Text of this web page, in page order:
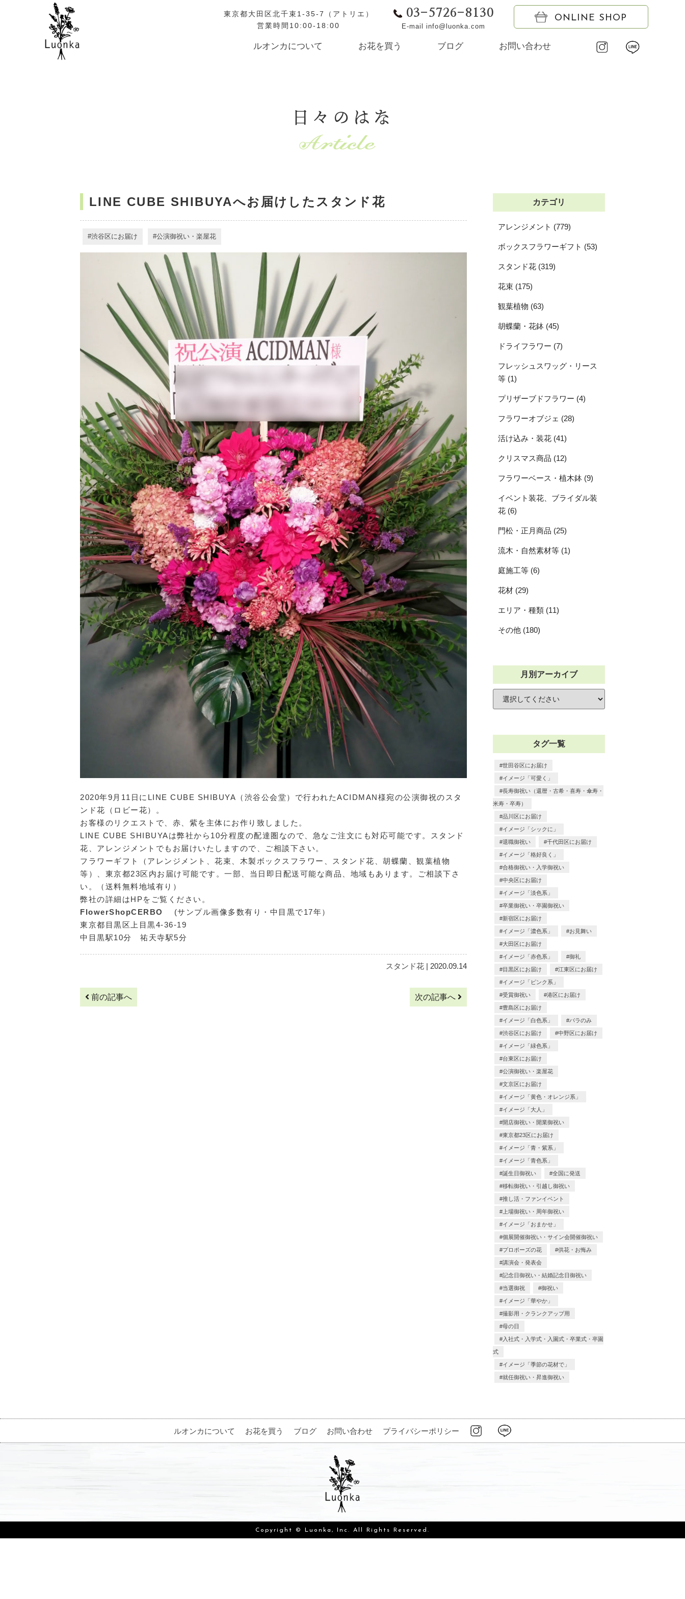
東京都大田区北千束1-35-7（アトリエ）
営業時間10:00-18:00
03-5726-8130
E-mail info@luonka.com
ONLINE SHOP
ルオンカについて お花を買う ブログ お問い合わせ
日々のはな
LINE CUBE SHIBUYAへお届けしたスタンド花
渋谷区にお届け 公演御祝い・楽屋花
2020年9月11日にLINE CUBE SHIBUYA（渋谷公会堂）で行われたACIDMAN様宛の公演御祝のスタ
ンド花（ロビー花）。
お客様のリクエストで、赤、紫を主体にお作り致しました。
LINE CUBE SHIBUYAは弊社から10分程度の配達圏なので、急なご注文にも対応可能です。スタンド
花、アレンジメントでもお届けいたしますので、ご相談下さい。
フラワーギフト（アレンジメント、花束、木製ボックスフラワー、スタンド花、胡蝶蘭、観葉植物
等）、東京都23区内お届け可能です。一部、当日即日配送可能な商品、地域もあります。ご相談下さ
い。（送料無料地域有り）
弊社の詳細はHPをご覧ください。
FlowerShopCERBO
(サンプル画像多数有り・中目黒で17年）
東京都目黒区上目黒4-36-19
中目黒駅10分 祐天寺駅5分
スタンド花| 2020.09.14
前の記事へ 次の記事へ
カテゴリ
アレンジメント (779)
ボックスフラワーギフト (53)
スタンド花 (319)
花束 (175)
観葉植物 (63)
胡蝶蘭・花鉢 (45)
ドライフラワー (7)
フレッシュスワッグ・リース
等 (1)
プリザーブドフラワー (4)
フラワーオブジェ (28)
活け込み・装花 (41)
クリスマス商品 (12)
フラワーベース・植木鉢 (9)
イベント装花、ブライダル装
花 (6)
門松・正月商品 (25)
流木・自然素材等 (1)
庭施工等 (6)
花材 (29)
エリア・種類 (11)
その他 (180)
月別アーカイブ
タグ一覧
世田谷区にお届け
イメージ「可愛く」
長寿御祝い（還暦・古希・喜寿・傘寿・
米寿・卒寿）
品川区にお届け
イメージ「シックに」
退職御祝い 千代田区にお届け
イメージ「格好良く」
合格御祝い・入学御祝い
中央区にお届け
イメージ「淡色系」
卒業御祝い・卒園御祝い
新宿区にお届け
イメージ「濃色系」 お見舞い
大田区にお届け
イメージ「赤色系」 御礼
目黒区にお届け 江東区にお届け
イメージ「ピンク系」
受賞御祝い 港区にお届け
豊島区にお届け
イメージ「白色系」 バラのみ
渋谷区にお届け 中野区にお届け
イメージ「緑色系」
台東区にお届け
公演御祝い・楽屋花
文京区にお届け
イメージ「黄色・オレンジ系」
イメージ「大人」
開店御祝い・開業御祝い
東京都23区にお届け
イメージ「青・紫系」
イメージ「青色系」
誕生日御祝い 全国に発送
移転御祝い・引越し御祝い
推し活・ファンイベント
上場御祝い・周年御祝い
イメージ「おまかせ」
個展開催御祝い・サイン会開催御祝い
プロポーズの花 供花・お悔み
講演会・発表会
記念日御祝い・結婚記念日御祝い
当選御祝 御祝い
イメージ「華やか」
撮影用・クランクアップ用
母の日
入社式・入学式・入園式・卒業式・卒園
式
イメージ「季節の花材で」
就任御祝い・昇進御祝い
ルオンカについて お花を買う ブログ お問い合わせ プライバシーポリシー
Copyright © Luonka, Inc. All Rights Reserved.